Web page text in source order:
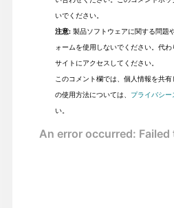
いでください。
注意:製品ソフトウェアに関する問題
ォームを使用しないでください。代わ
サイトにアクセスしてください。
このコメント欄では、個人情報を共
の使用方法については、 プライバシー
い。